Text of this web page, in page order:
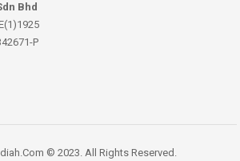
Bhd
P
© 2023. All Rights Reserved.